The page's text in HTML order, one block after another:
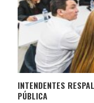
INTENDENTES
PÚBLICA